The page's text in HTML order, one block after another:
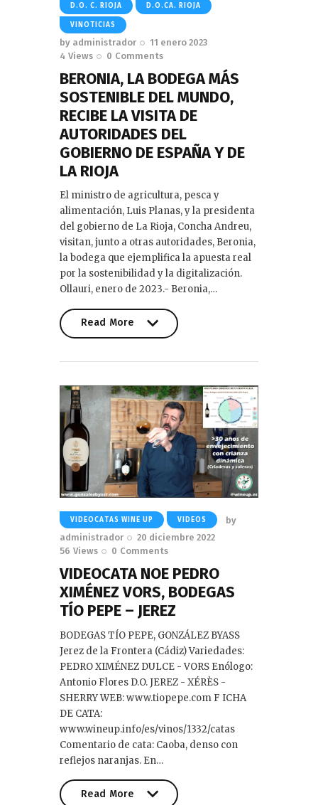
D.O. C. RIOJA D.O.CA. RIOJA
VINOTICIAS
by administrador
11 enero 2023
4 Views 0 Comments
BERONIA, LA BODEGA MÁS
SOSTENIBLE DEL MUNDO,
RECIBE LA VISITA DE
AUTORIDADES DEL
GOBIERNO DE ESPAÑA Y DE
LA RIOJA
El ministro de agricultura, pesca y
alimentación, Luis Planas, y la presidenta
del gobierno de La Rioja, Concha Andreu,
visitan, junto a otras autoridades, Beronia,
la bodega que ejemplifica la apuesta real
por la sostenibilidad y la digitalización.
Ollauri, enero de 2023.- Beronia,…
Read More
VIDEOCATAS WINE UP VIDEOS
by
administrador
20 diciembre 2022
56 Views 0 Comments
VIDEOCATA NOE PEDRO
XIMÉNEZ VORS, BODEGAS
TÍO PEPE – JEREZ
BODEGAS TÍO PEPE, GONZÁLEZ BYASS
Jerez de la Frontera (Cádiz) Variedades:
PEDRO XIMÉNEZ DULCE - VORS Enólogo:
Antonio Flores D.O. JEREZ - XÉRÈS -
SHERRY WEB: www.tiopepe.com F ICHA
DE CATA:
www.wineup.info/es/vinos/1332/catas
Comentario de cata: Caoba, denso con
reflejos naranjas. En…
Read More